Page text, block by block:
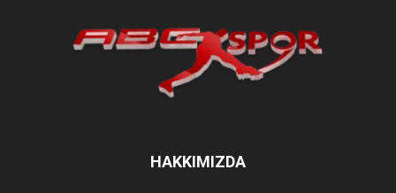
HAKKIMIZDA